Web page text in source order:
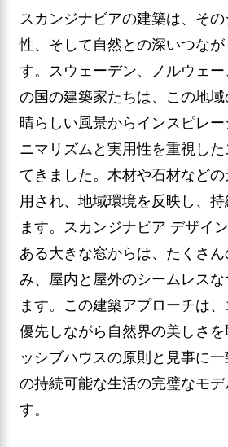
スカンジナビアの建築は、そ
性、そして自然との深いつな
す。スウェーデン、ノルウェ
の国の建築家たちは、この地
晴らしい風景からインスピレー
ニマリズムと実用性を重視し
てきました。木材や石材など
用され、地域環境を反映し、
ます。スカンジナビア デザイ
ある大きな窓からは、たくさ
み、屋内と屋外のシームレス
ます。この建築アプローチは
優先しながら自然界の美しさ
ッシブハウスの原則と見事に
の持続可能な生活の完璧なモデ
す。